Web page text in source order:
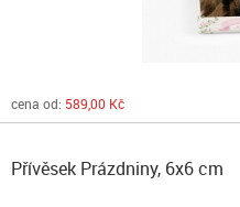
cena od: 589,00 Kč
Přívěsek Prázdniny, 6x6 cm